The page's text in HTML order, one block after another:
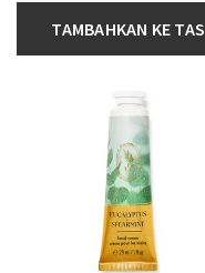
TAMBAHKAN KE TAS